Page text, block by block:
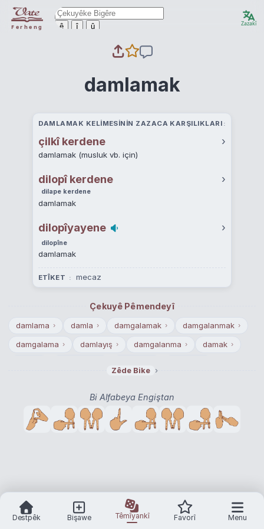
Ferheng ê î û Zazakî
damlamak
DAMLAMAK KELIMESININ ZAZACA KARŞILIKLARI
çilkî kerdene ›
damlamak (musluk vb. için)
dilopî kerdene ›
dilape kerdene
damlamak
dilopîyayene ›
dilopîne
damlamak
ETÎKET mecaz
Çekuyê Pêmendeyî
damlama › damla › damgalamak › damgalanmak ›
damgalama › damlayış › damgalanma › damak ›
Zêde Bike ›
Bi Alfabeya Engiştan
Destpêk Bişawe Têmîyankî Favorî Menu